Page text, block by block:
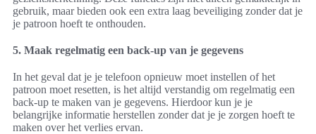
gebruik, maar bieden ook een extra laag beveiliging zonder dat je
je patroon hoeft te onthouden.
5. Maak regelmatig een back-up van je gegevens
In het geval dat je je telefoon opnieuw moet instellen of het
patroon moet resetten, is het altijd verstandig om regelmatig een
back-up te maken van je gegevens. Hierdoor kun je je
belangrijke informatie herstellen zonder dat je je zorgen hoeft te
maken over het verlies ervan.